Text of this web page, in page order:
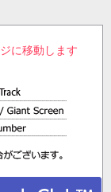
に移動します